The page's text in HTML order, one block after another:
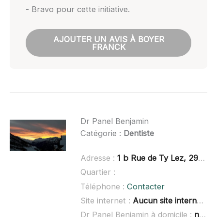
- Bravo pour cette initiative.
AJOUTER UN AVIS À BOYER
FRANCK
Dr Panel Benjamin
Catégorie : Dentiste
Adresse : 1 b Rue de Ty Lez, 29120 Combrit
Quartier :
Téléphone : Contacter
Site internet : Aucun site internet connu
Dr Panel Benjamin à domicile : non renseigné